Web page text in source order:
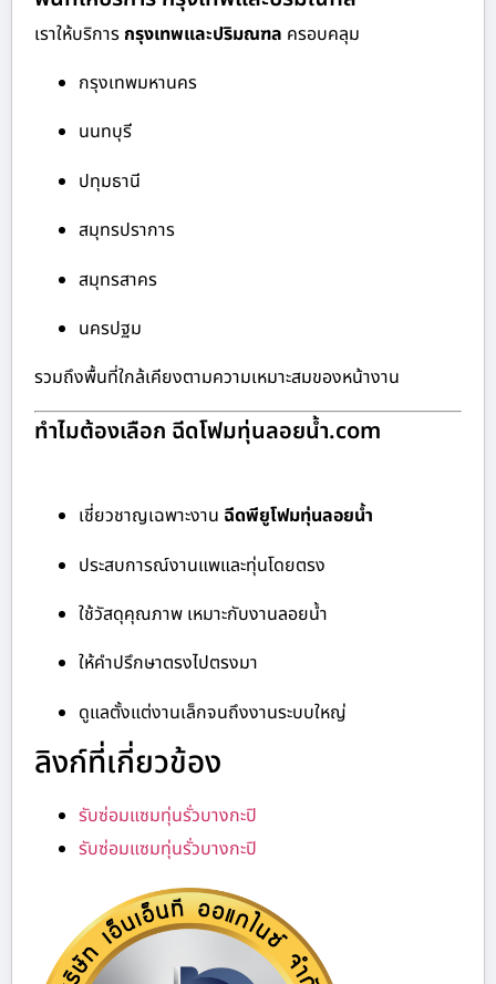
เราให้บริการ กรุงเทพและปริมณฑล ครอบคลุม
กรุงเทพมหานคร
นนทบุรี
ปทุมธานี
สมุทรปราการ
สมุทรสาคร
นครปฐม
รวมถึงพื้นที่ใกล้เคียงตามความเหมาะสมของหน้างาน
ทำไมต้องเลือก ฉีดโฟมทุ่นลอยน้ำ.com
เชี่ยวชาญเฉพาะงาน ฉีดพียูโฟมทุ่นลอยน้ำ
ประสบการณ์งานแพและทุ่นโดยตรง
ใช้วัสดุคุณภาพ เหมาะกับงานลอยน้ำ
ให้คำปรึกษาตรงไปตรงมา
ดูแลตั้งแต่งานเล็กจนถึงงานระบบใหญ่
ลิงก์ที่เกี่ยวข้อง
รับซ่อมแซมทุ่นรั่วบางกะปิ
รับซ่อมแซมทุ่นรั่วบางกะปิ